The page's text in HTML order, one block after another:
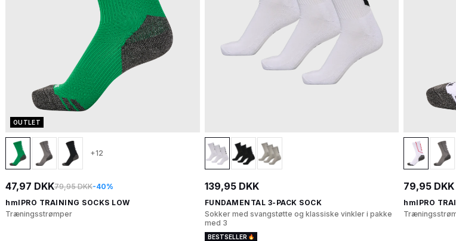
OUTLET
+12
47,97 DKK79,95 DKK-40%
hmlPRO TRAINING SOCKS LOW
Træningsstrømper
139,95 DKK
FUNDAMENTAL 3-PACK SOCK
Sokker med svangstøtte og klassiske vinkler i pakke
med 3
BESTSELLER
79,95 DKK
hmlPRO